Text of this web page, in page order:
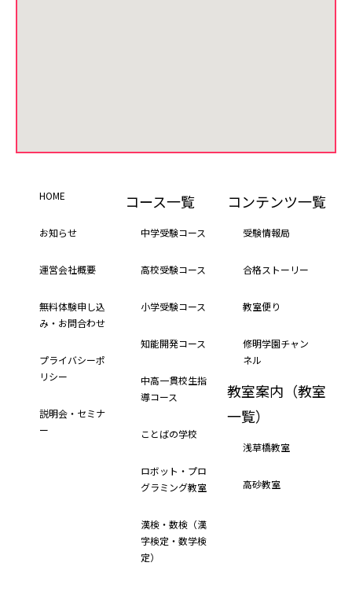
HOME
お知らせ
運営会社概要
無料体験申し込
み・お問合わせ
プライバシーポ
リシー
説明会・セミナ
ー
コース一覧
中学受験コース
高校受験コース
小学受験コース
知能開発コース
中高一貫校生指
導コース
ことばの学校
ロボット・プロ
グラミング教室
漢検・数検（漢
字検定・数学検
定）
コンテンツ一覧
受験情報局
合格ストーリー
教室便り
修明学園チャン
ネル
教室案内（教室
一覧）
浅草橋教室
高砂教室